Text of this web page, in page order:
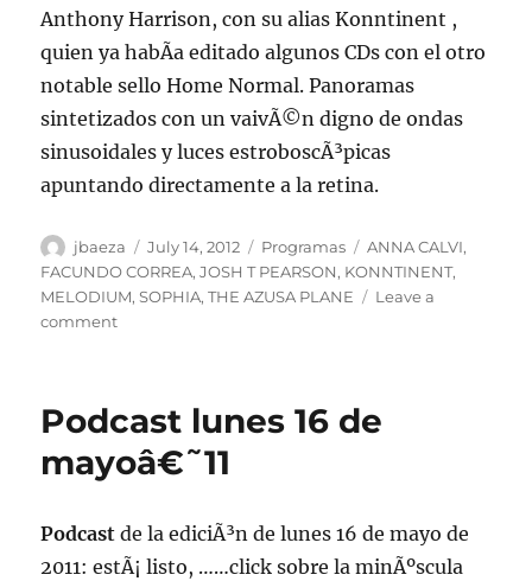
Anthony Harrison, con su alias Konntinent ,
quien ya habÃ­a editado algunos CDs con el otro
notable sello Home Normal. Panoramas
sintetizados con un vaivÃ©n digno de ondas
sinusoidales y luces estroboscÃ³picas
apuntando directamente a la retina.
Author
jbaeza
Posted
on
July 14, 2012 Categories
Programas Tags
ANNA CALVI,
FACUNDO CORREA,JOSH T PEARSON, KONNTINENT,
MELODIUM,SOPHIA,THE AZUSA PLANE
Leave a
commenton
de
julio
2012,
Univ.de.Chile
22:00hrs.
Podcast lunes 16 de
mayoâ€˜11
Podcastde la ediciÃ³n de lunes 16 de mayo de
2011: estÃ¡ listo, ……click sobre la minÃºscula